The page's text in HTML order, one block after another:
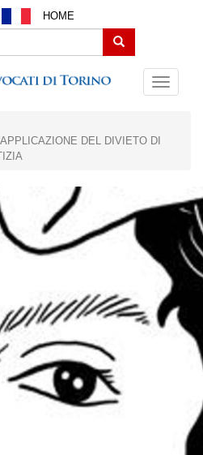
HOME
Search
DEL DIVIETO DI